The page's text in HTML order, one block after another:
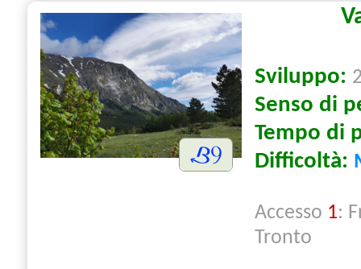
Sviluppo:
Senso di
Tempo di
Difficoltà:
Accesso 1:
Tronto